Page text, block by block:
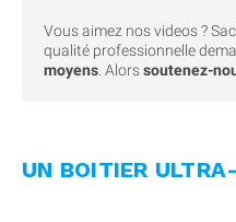
Vous aimez nos videos ?
qualité professionnelle
moyens . Alorssoutenez-
UN BOITIER